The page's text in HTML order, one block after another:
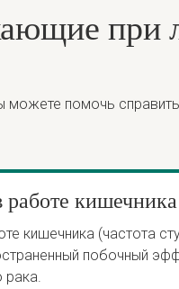
при
можете помочь
кишечника
кишечника (частота
побочный
рака.